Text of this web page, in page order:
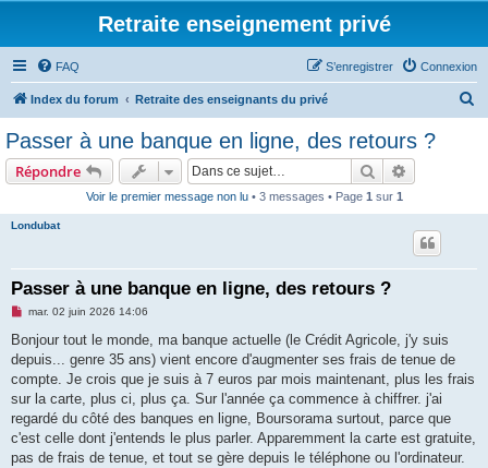
Retraite enseignement privé
FAQ Connexion
S’enregistrer
Index du forum Retraite des enseignants du privé
Passer à une banque en ligne, des retours ?
Répondre Rechercher
Voir le premier message non lu• 3 messages • Page 1 sur 1
Londubat
Passer à une banque en ligne, des retours ?
M
s
a
g
n
o
n
l
u
mar. 02 juin 2026 14:06
Bonjour tout le monde, ma banque actuelle (le Crédit Agricole, j'y suis
depuis... genre 35 ans) vient encore d'augmenter ses frais de tenue de
compte. Je crois que je suis à 7 euros par mois maintenant, plus les frais
sur la carte, plus ci, plus ça. Sur l'année ça commence à chiffrer. j'ai
regardé du côté des banques en ligne, Boursorama surtout, parce que
c'est celle dont j'entends le plus parler. Apparemment la carte est gratuite,
pas de frais de tenue, et tout se gère depuis le téléphone ou l'ordinateur.